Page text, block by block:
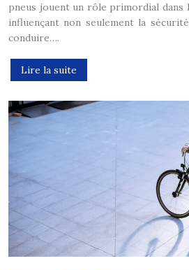
pneus jouent un rôle primordial
influençant non seulement la
conduire….
Lire la suite